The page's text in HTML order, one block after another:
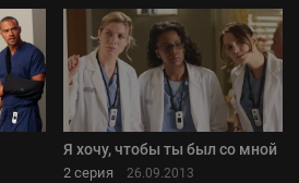
Я хочу, чтобы ты был со мной
2 серия 26.09.2013